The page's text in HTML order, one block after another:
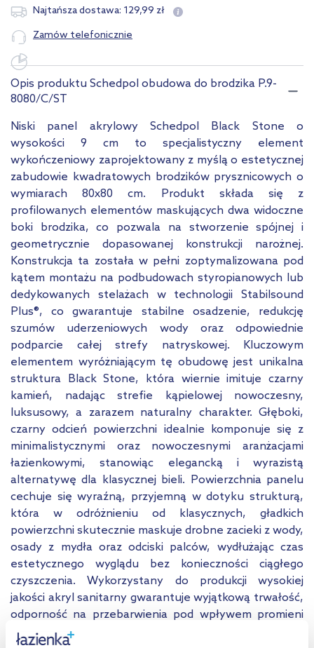
Najtańsza dostawa: 129,99 zł
Zamów telefonicznie
Opis produktu Schedpol obudowa do brodzika P.9-
8080/C/ST
Niski panel akrylowy Schedpol Black Stone o
wysokości 9 cm to specjalistyczny element
wykończeniowy zaprojektowany z myślą o estetycznej
zabudowie kwadratowych brodzików prysznicowych o
wymiarach 80x80 cm. Produkt składa się z
profilowanych elementów maskujących dwa widoczne
boki brodzika, co pozwala na stworzenie spójnej i
geometrycznie dopasowanej konstrukcji narożnej.
Konstrukcja ta została w pełni zoptymalizowana pod
kątem montażu na podbudowach styropianowych lub
dedykowanych stelażach w technologii Stabilsound
Plus®, co gwarantuje stabilne osadzenie, redukcję
szumów uderzeniowych wody oraz odpowiednie
podparcie całej strefy natryskowej. Kluczowym
elementem wyróżniającym tę obudowę jest unikalna
struktura Black Stone, która wiernie imituje czarny
kamień, nadając strefie kąpielowej nowoczesny,
luksusowy, a zarazem naturalny charakter. Głęboki,
czarny odcień powierzchni idealnie komponuje się z
minimalistycznymi oraz nowoczesnymi aranżacjami
łazienkowymi, stanowiąc elegancką i wyrazistą
alternatywę dla klasycznej bieli. Powierzchnia panelu
cechuje się wyraźną, przyjemną w dotyku strukturą,
która w odróżnieniu od klasycznych, gładkich
powierzchni skutecznie maskuje drobne zacieki z wody,
osady z mydła oraz odciski palców, wydłużając czas
estetycznego wyglądu bez konieczności ciągłego
czyszczenia. Wykorzystany do produkcji wysokiej
jakości akryl sanitarny gwarantuje wyjątkową trwałość,
odporność na przebarwienia pod wpływem promieni
UV oraz odporność na uszkodzenia mechaniczne, w